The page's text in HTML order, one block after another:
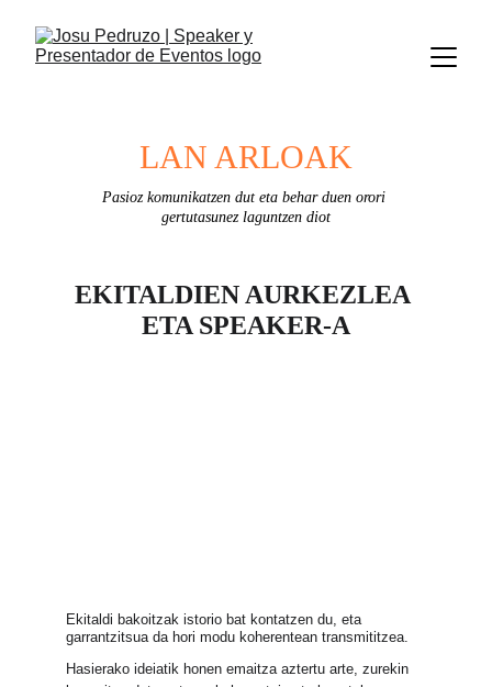
LAN ARLOAK
Pasioz komunikatzen dut eta behar duen orori
gertutasunez laguntzen diot
Ekitaldi bakoitzak istorio bat kontatzen du, eta
garrantzitsua da hori modu koherentean transmititzea.
Hasierako ideiatik honen emaitza aztertu arte, zurekin
EKITALDIEN AURKEZLEA
ETA SPEAKER-A